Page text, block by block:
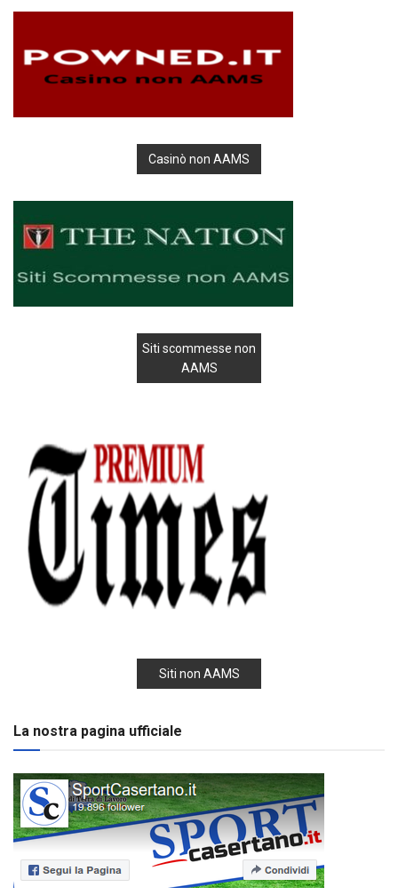
Casinò non AAMS
Siti scommesse non
AAMS
Siti non AAMS
La nostra pagina ufficiale